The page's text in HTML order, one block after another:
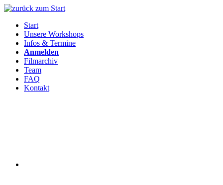
Start
Unsere Workshops
Infos & Termine
Anmelden
Filmarchiv
Team
FAQ
Kontakt